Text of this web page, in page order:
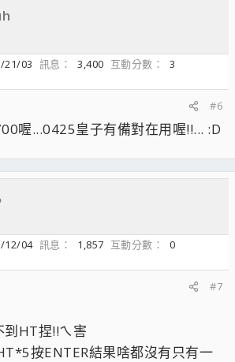
21/03 訊息 3,400 互動分數
3
#6
喔...0425皇子有備對在用喔!!... :D
12/04 訊息 1,857 互動分數
0
#7
HT捏!!ㄟ害
按ENTER結果啥都沒有只有一